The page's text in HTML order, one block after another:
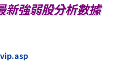
新強弱股分析數據